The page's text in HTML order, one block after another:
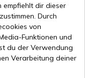
empfiehlt dir dieser
Durch
von
Funktionen und
du der Verwendung
Verarbeitung deiner